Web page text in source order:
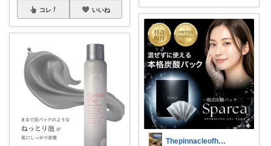
コレ いいね
Thepinnacleofhealing